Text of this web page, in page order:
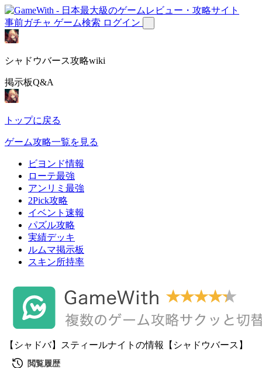
事前ガチャ ゲーム検索 ログイン
シャドウバース攻略wiki
掲示板Q&A
トップに戻る
ゲーム攻略一覧を見る
ビヨンド情報
ローテ最強
アンリミ最強
2Pick攻略
イベント速報
パズル攻略
実績デッキ
ルムマ掲示板
スキン所持率
【シャドバ】スティールナイトの情報【シャドウバース】